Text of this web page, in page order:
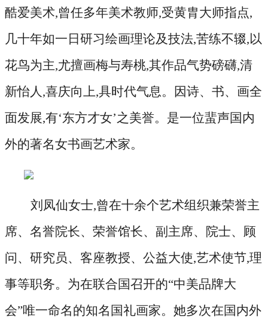
酷爱美术,曾任多年美术教师,受黄胄大师指点,
几十年如一日研习绘画理论及技法,苦练不辍,以
花鸟为主,尤擅画梅与寿桃,其作品气势磅礴,清
新怡人,喜庆向上,具时代气息。因诗、书、画全
面发展,有‘东方才女’之美誉。是一位蜚声国内
外的著名女书画艺术家。
刘凤仙女士,曾在十余个艺术组织兼荣誉主
席、名誉院长、荣誉馆长、副主席、院士、顾
问、研究员、客座教授、公益大使,艺术使节,理
事等职务。为在联合国召开的“中美品牌大
会”唯一命名的知名国礼画家。她多次在国内外